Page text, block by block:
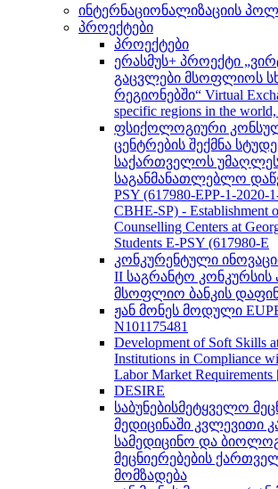
ინტერნაციონალიზაციის
პროექტები
პროექტები
ერასმუს+ პროექტი
გაცვლები მსოფლიოს
რეგიონებში“ Virtual
specific regions in the
ფსიქოლოგიური
ცენტრების შექმნა
საქართველოს
საგანმანათლებლო
PSY (617980-EPP-1-2020-
CBHE-SP) - Establishment
Counselling Centers at
Students E-PSY (617980-E
კონკურენტული
II საგრანტო კონკურსის
მსოფლიო ბანკის
ჟან მონეს მოდული
N101175481
Development of Soft Skills
Institutions in Compliance
Labor Market
DESIRE
საბუნებისმეტყველო
მედიცინაში კვლევითი
სამედიცინო და
მეცნიერებების
მომზადება